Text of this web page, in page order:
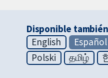
Disponible
English
Español
Polski
தமிழ்